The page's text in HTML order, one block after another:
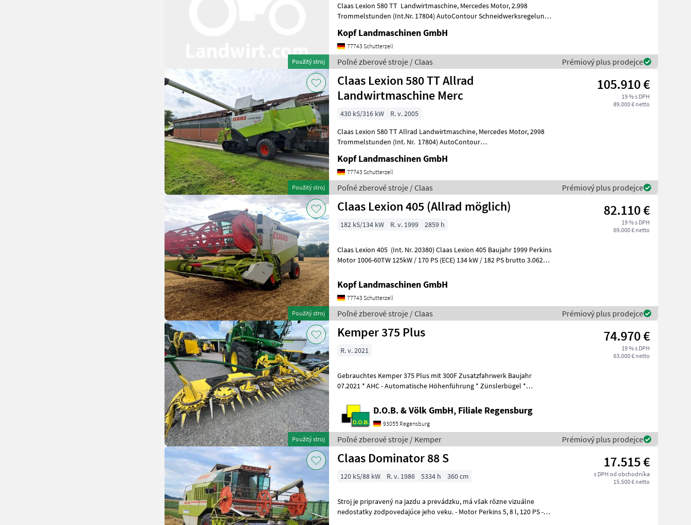
Použitý stroj
Claas Lexion 580 TT Landwirtmaschine, Mercedes Motor, 2.998
Trommelstunden (Int.Nr. 17804) AutoContour Schneidwerksregelung,
Kopf Landmaschinen GmbH
77743 Schutterzell
Poľné zberové stroje / Claas Prémiový plus prodejce
Použitý stroj
Claas Lexion 580 TT Allrad
Landwirtmaschine Merc
105.910 €
19 % s DPH
89.000 € netto
430 kS/316 kW
R. v. 2005
Claas Lexion 580 TT Allrad Landwirtmaschine, Mercedes Motor, 2998
Trommelstunden (Int. Nr. 17804) AutoContour
Kopf Landmaschinen GmbH
77743 Schutterzell
Poľné zberové stroje / Claas Prémiový plus prodejce
Použitý stroj
Claas Lexion 405 (Allrad möglich) 82.110 €
19 % s DPH
69.000 € netto
182 kS/134 kW R. v. 1999 2859 h
Claas Lexion 405 (Int. Nr. 20380) Claas Lexion 405 Baujahr 1999 Perkins
Motor 1006-60TW 125kW / 170 PS (ECE) 134 kW / 182 PS brutto 3.062
Kopf Landmaschinen GmbH
77743 Schutterzell
Poľné zberové stroje / Claas Prémiový plus prodejce
Použitý stroj
Kemper 375 Plus 74.970 €
19 % s DPH
63.000 € netto
R. v. 2021
Gebrauchtes Kemper 375 Plus mit 300F Zusatzfahrwerk Baujahr
07.2021 * AHC - Automatische Höhenführung * Zünslerbügel *
D.O.B. & Völk GmbH, Filiale Regensburg
93055 Regensburg
Poľné zberové stroje / Kemper Prémiový plus prodejce
Claas Dominator 88 S 17.515 €
s DPH od obchodníka
15.500 € netto
120 kS/88 kW R. v. 1986 5334 h 360 cm
Stroj je pripravený na jazdu a prevádzku, má však rôzne vizuálne
nedostatky zodpovedajúce jeho veku. - Motor Perkins 5, 8 l, 120 PS -